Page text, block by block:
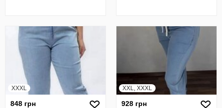
XXXL
848 грн
XXL, XXXL
928 грн